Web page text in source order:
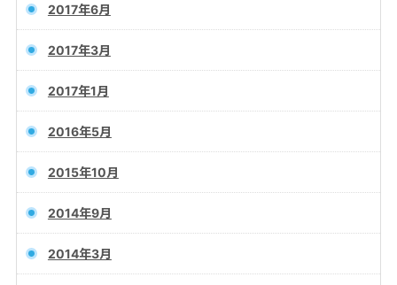
2017年6月
2017年3月
2017年1月
2016年5月
2015年10月
2014年9月
2014年3月